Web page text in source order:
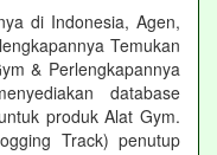
di Indonesia, Agen,
Temukan
& Perlengkapannya
database
produk Alat Gym.
Track) penutup